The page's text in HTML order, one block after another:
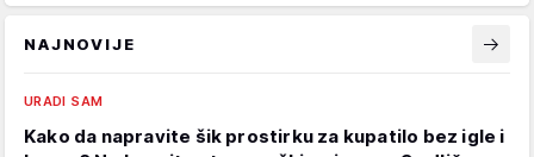
NAJNOVIJE
URADI SAM
Kako da napravite šik prostirku za kupatilo bez igle i